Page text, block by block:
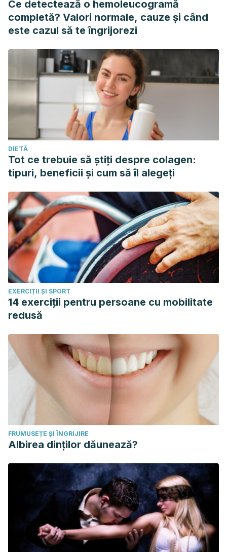
Ce detectează o hemoleucogramă
completă? Valori normale, cauze și când
este cazul să te îngrijorezi
DIETĂ
Tot ce trebuie să știți despre colagen:
tipuri, beneficii și cum să îl alegeți
EXERCIȚII ȘI SPORT
14 exerciții pentru persoane cu mobilitate
redusă
FRUMUSEȚE ȘI ÎNGRIJIRE
Albirea dinților dăunează?